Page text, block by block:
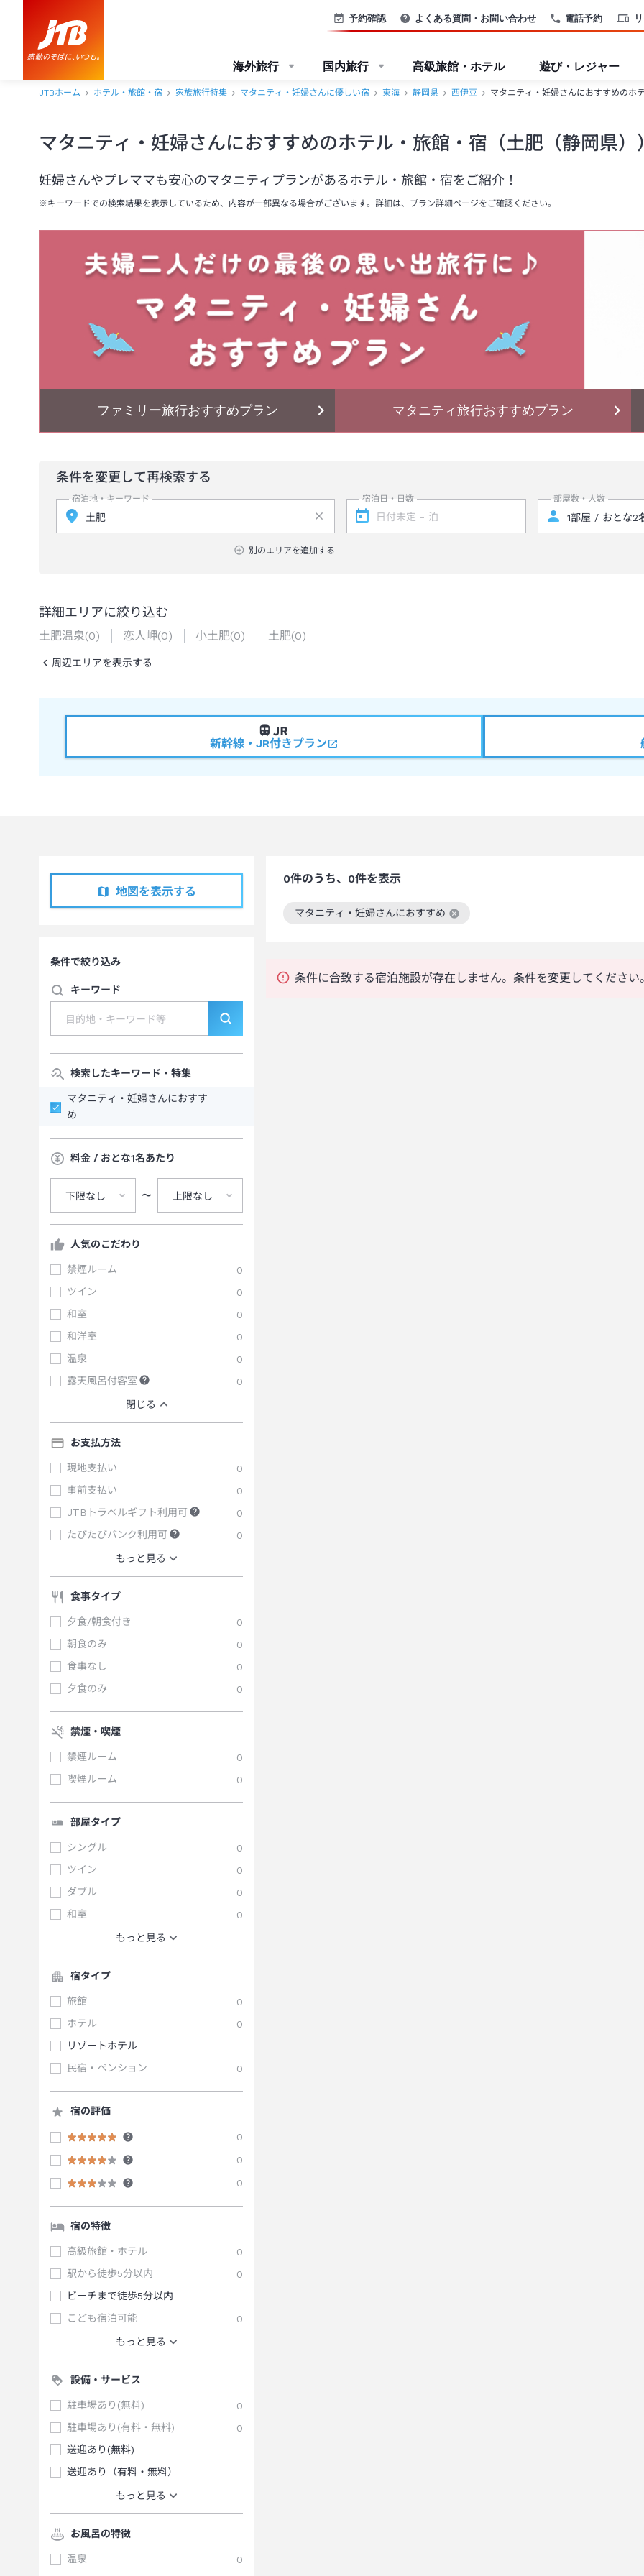
電話予約
予約確認 よくある質問・お問い合わせ
海外旅行 国内旅行 高級旅館・ホテル 遊び・レジャー
JTBホーム ホテル・旅館・宿 家族旅行特集 マタニティ・妊婦さんに優しい宿 東海 静岡県 西伊豆 マタニティ・妊婦さんにおすすめのホ
マタニティ・妊婦さんにおすすめのホテル・旅館・宿（土肥（静岡県）
妊婦さんやプレママも安心のマタニティプランがあるホテル・旅館・宿をご紹介！
※キーワードでの検索結果を表示しているため、内容が一部異なる場合がございます。詳細は、プラン詳細ページをご確認ください。
ファミリー旅行おすすめプラン マタニティ旅行おすすめプラン
条件を変更して再検索する
宿泊地・キーワード
別のエリアを追加する
宿泊日・日数 部屋数・人数
詳細エリアに絞り込む
土肥温泉(0) 恋人岬(0) 小土肥(0) 土肥(0)
周辺エリアを表示する
新幹線・JR付きプラン
地図を表示する
条件で絞り込み
キーワード
検索したキーワード・特集
マタニティ・妊婦さんにおすす
め
料金 / おとな1名あたり
下限なし 〜 上限なし
人気のこだわり
禁煙ルーム
0
ツイン
0
和室
0
和洋室
0
温泉
0
露天風呂付客室
0
閉じる
お支払方法
現地支払い
0
事前支払い
0
JTBトラベルギフト利用可
0
たびたびバンク利用可
0
もっと見る
食事タイプ
夕食/朝食付き
0
朝食のみ
0
食事なし
0
夕食のみ
0
禁煙・喫煙
禁煙ルーム
0
喫煙ルーム
0
部屋タイプ
シングル
0
ツイン
0
ダブル
0
和室
0
もっと見る
宿タイプ
旅館
0
ホテル
0
リゾートホテル
民宿・ペンション
0
宿の評価
0
0
0
宿の特徴
高級旅館・ホテル
0
駅から徒歩5分以内
0
ビーチまで徒歩5分以内
こども宿泊可能
0
もっと見る
設備・サービス
駐車場あり(無料)
0
駐車場あり(有料・無料)
0
送迎あり(無料)
送迎あり（有料・無料）
もっと見る
お風呂の特徴
温泉
0
0件のうち、0件を表示
マタニティ・妊婦さんにおすすめ
この絞り込み条件を解除
条件に合致する宿泊施設が存在しません。条件を変更してください